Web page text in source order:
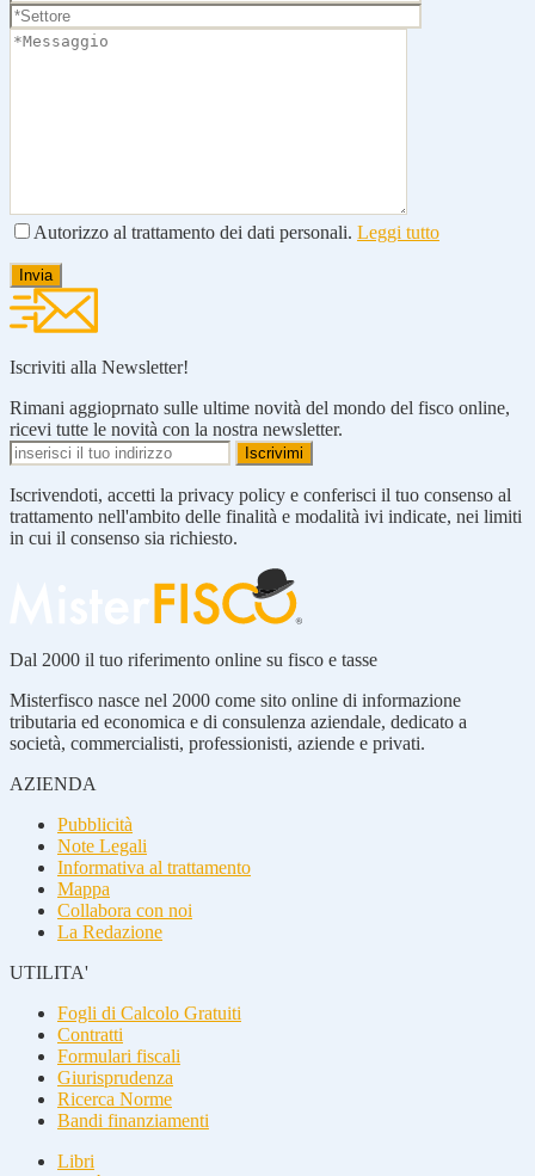
Autorizzo al trattamento dei dati personali. Leggi tutto
Iscriviti alla Newsletter!
Rimani aggioprnato sulle ultime novità del mondo del fisco online,
ricevi tutte le novità con la nostra newsletter.
Iscrivendoti, accetti la privacy policy e conferisci il tuo consenso al
trattamento nell'ambito delle finalità e modalità ivi indicate, nei limiti
in cui il consenso sia richiesto.
Dal 2000 il tuo riferimento online su fisco e tasse
Misterfisco nasce nel 2000 come sito online di informazione
tributaria ed economica e di consulenza aziendale, dedicato a
società, commercialisti, professionisti, aziende e privati.
AZIENDA
Pubblicità
Note Legali
Informativa al trattamento
Mappa
Collabora con noi
La Redazione
UTILITA'
Fogli di Calcolo Gratuiti
Contratti
Formulari fiscali
Giurisprudenza
Ricerca Norme
Bandi finanziamenti
Libri